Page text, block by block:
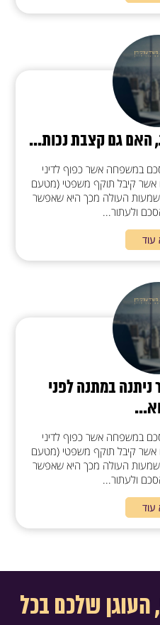
האם גם קצבת נכות...
במשפחה אשר כפוף לדיני
אשר קיבל תוקף משפטי (מטעם
העולה מכך היא שאפשר
ולעתור...
עוד
במתנה לפני
במשפחה אשר כפוף לדיני
אשר קיבל תוקף משפטי (מטעם
העולה מכך היא שאפשר
ולעתור...
עוד
העוגן שלכם בכל